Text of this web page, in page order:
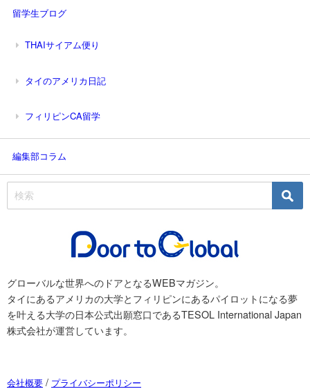
留学生ブログ
THAIサイアム便り
タイのアメリカ日記
フィリピンCA留学
編集部コラム
グローバルな世界へのドアとなるWEBマガジン。
タイにあるアメリカの大学とフィリピンにあるパイロットになる夢
を叶える大学の日本公式出願窓口であるTESOL International Japan
株式会社が運営しています。
会社概要 / プライバシーポリシー